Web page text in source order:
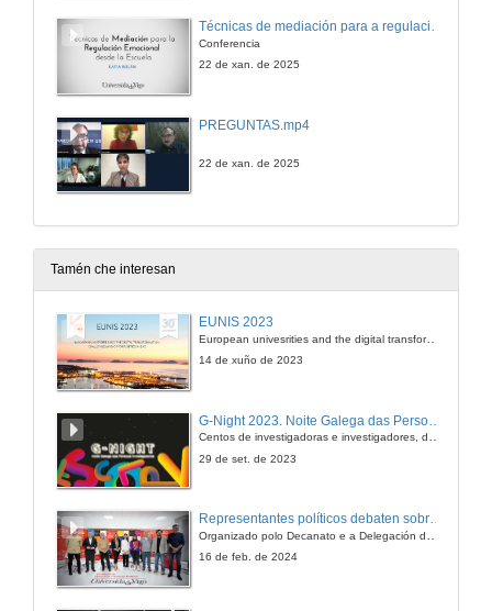
Técnicas de mediación para a regulación emocional desde a escola
Conferencia
22 de xan. de 2025
PREGUNTAS.mp4
22 de xan. de 2025
Tamén che interesan
EUNIS 2023
European univesrities and the digital transformation: challenges and opportunities ahead
14 de xuño de 2023
Centos de investigadoras e investigadores, decenas de actividades e sete cidades
29 de set. de 2023
Representantes políticos debaten sobre educación e xuventude no campus de Pontevedra
16 de feb. de 2024